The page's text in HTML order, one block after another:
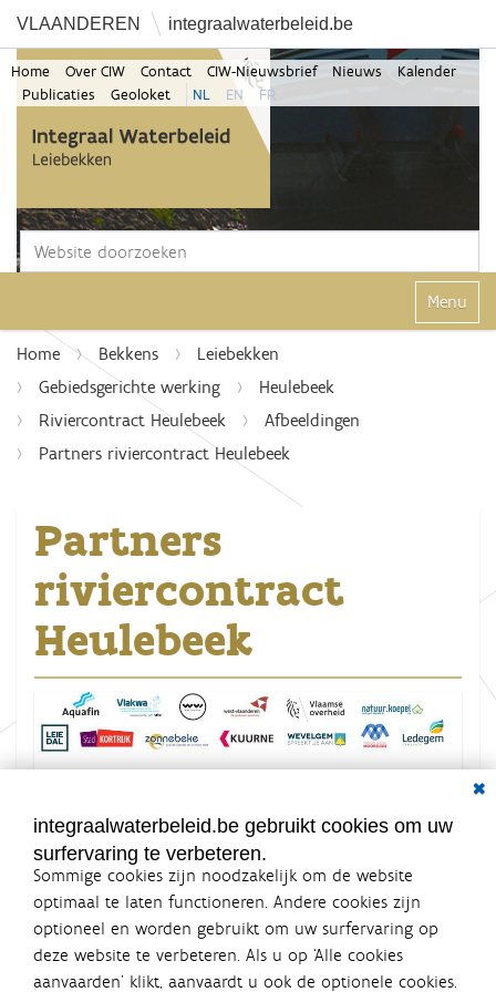
VLAANDEREN integraalwaterbeleid.be
Home Over CIW Contact CIW-Nieuwsbrief Nieuws
Kalender
Publicaties
Geoloket NL EN FR
Klap
Home Bekkens
Leiebekken
Gebiedsgerichte werking
Heulebeek
Riviercontract Heulebeek
Afbeeldingen
Partners riviercontract Heulebeek
Partners
riviercontract
Heulebeek
k
v
o
r
d
v
o
integraalwaterbeleid.be gebruikt cookies om uw
surfervaring te verbeteren.
Sommige cookies zijn noodzakelijk om de website
optimaal te laten functioneren. Andere cookies zijn
optioneel en worden gebruikt om uw surfervaring op
deze website te verbeteren. Als u op ‘Alle cookies
aanvaarden’ klikt, aanvaardt u ook de optionele cookies.
Integraalwaterbeleid.be is een
officiële website van de Vlaamse